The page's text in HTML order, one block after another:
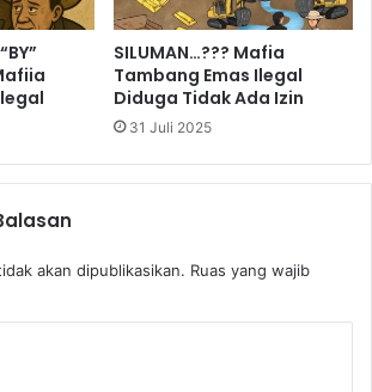
SILUMAN…??? Mafia
Tambang Emas Ilegal
Diduga Tidak Ada Izin
31 Juli 2025
akan dipublikasikan. Ruas yang wajib